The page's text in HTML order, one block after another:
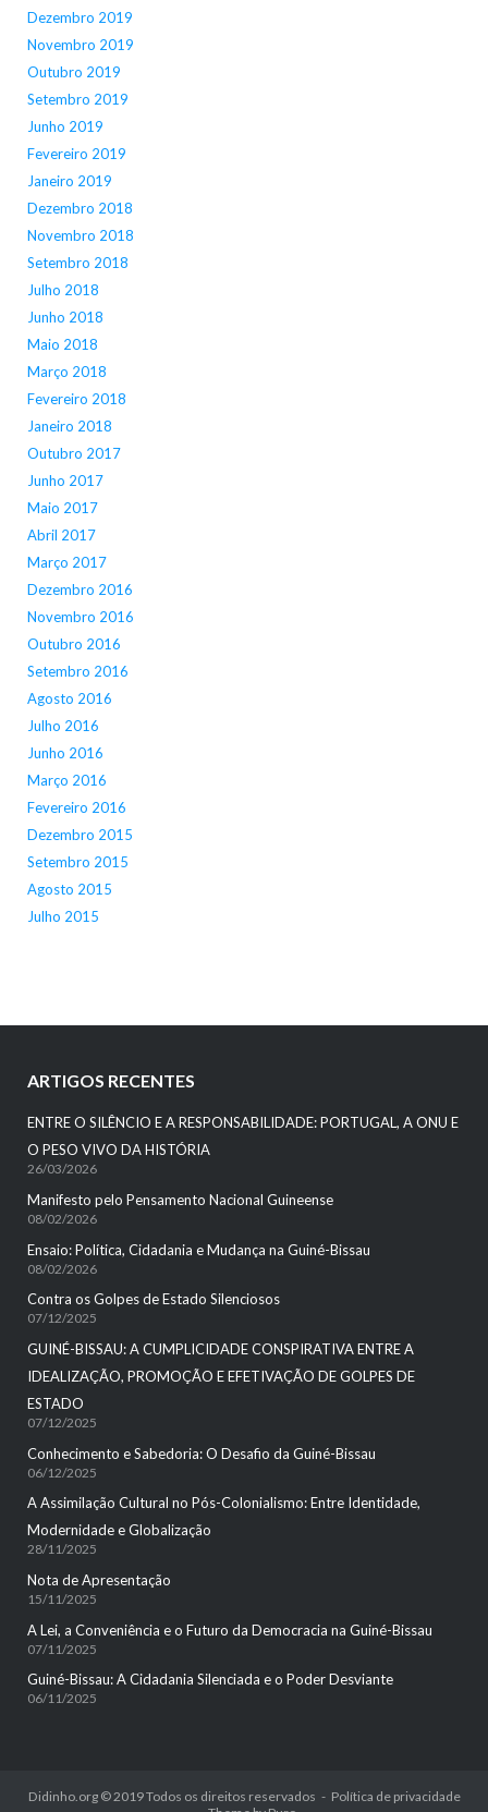
Dezembro 2019
Novembro 2019
Outubro 2019
Setembro 2019
Junho 2019
Fevereiro 2019
Janeiro 2019
Dezembro 2018
Novembro 2018
Setembro 2018
Julho 2018
Junho 2018
Maio 2018
Março 2018
Fevereiro 2018
Janeiro 2018
Outubro 2017
Junho 2017
Maio 2017
Abril 2017
Março 2017
Dezembro 2016
Novembro 2016
Outubro 2016
Setembro 2016
Agosto 2016
Julho 2016
Junho 2016
Março 2016
Fevereiro 2016
Dezembro 2015
Setembro 2015
Agosto 2015
Julho 2015
ARTIGOS RECENTES
ENTRE O SILÊNCIO E A RESPONSABILIDADE: PORTUGAL, A ONU E
O PESO VIVO DA HISTÓRIA
26/03/2026
Manifesto pelo Pensamento Nacional Guineense
08/02/2026
Ensaio: Política, Cidadania e Mudança na Guiné-Bissau
08/02/2026
Contra os Golpes de Estado Silenciosos
07/12/2025
GUINÉ-BISSAU: A CUMPLICIDADE CONSPIRATIVA ENTRE A
IDEALIZAÇÃO, PROMOÇÃO E EFETIVAÇÃO DE GOLPES DE
ESTADO
07/12/2025
Conhecimento e Sabedoria: O Desafio da Guiné-Bissau
06/12/2025
A Assimilação Cultural no Pós-Colonialismo: Entre Identidade,
Modernidade e Globalização
28/11/2025
Nota de Apresentação
15/11/2025
A Lei, a Conveniência e o Futuro da Democracia na Guiné-Bissau
07/11/2025
Guiné-Bissau: A Cidadania Silenciada e o Poder Desviante
06/11/2025
Didinho.org © 2019 Todos os direitos reservados
Política de privacidade